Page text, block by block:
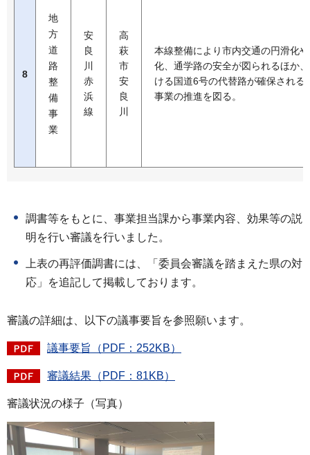
8
地
方
道
路
整
備
事
業
安
良
川
赤
浜
線
高
萩
市
安
良
川
本線整備により市内交通の円滑化
化、通学路の安全が図られるほか
ける国道6号の代替路が確保される
事業の推進を図る。
調書等をもとに、事業担当課から事業内容、効果等の説
明を行い審議を行いました。
上表の再評価調書には、「委員会審議を踏まえた県の対
応」を追記して掲載しております。
審議の詳細は、以下の議事要旨を参照願います。
議事要旨（PDF：252KB）
審議結果（PDF：81KB）
審議状況の様子（写真）